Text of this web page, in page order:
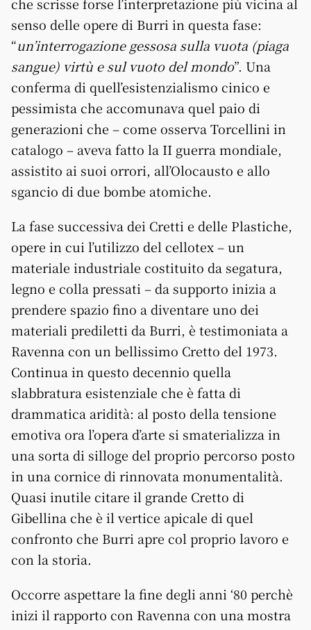
senso delle opere di Burri in questa fase:
“un’interrogazione gessosa sulla vuota (piaga
sangue) virtù e sul vuoto del mondo”. Una
conferma di quell’esistenzialismo cinico e
pessimista che accomunava quel paio di
generazioni che – come osserva Torcellini in
catalogo – aveva fatto la II guerra mondiale,
assistito ai suoi orrori, all’Olocausto e allo
sgancio di due bombe atomiche.
La fase successiva dei Cretti e delle Plastiche,
opere in cui l’utilizzo del cellotex – un
materiale industriale costituito da segatura,
legno e colla pressati – da supporto inizia a
prendere spazio fino a diventare uno dei
materiali prediletti da Burri, è testimoniata a
Ravenna con un bellissimo Cretto del 1973.
Continua in questo decennio quella
slabbratura esistenziale che è fatta di
drammatica aridità: al posto della tensione
emotiva ora l’opera d’arte si smaterializza in
una sorta di silloge del proprio percorso posto
in una cornice di rinnovata monumentalità.
Quasi inutile citare il grande Cretto di
Gibellina che è il vertice apicale di quel
confronto che Burri apre col proprio lavoro e
con la storia.
Occorre aspettare la fine degli anni ‘80 perchè
inizi il rapporto con Ravenna con una mostra